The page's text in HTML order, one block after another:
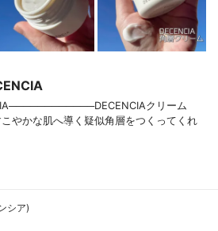
クリーム
かな肌へ導く疑似角層をつくってくれ
シア)